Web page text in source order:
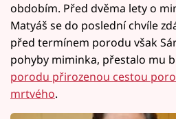
obdobím. Před dvěma lety o
Matyáš se do poslední chvíle
před termínem porodu však
pohyby miminka, přestalo mu
porodu přirozenou cestou
mrtvého.